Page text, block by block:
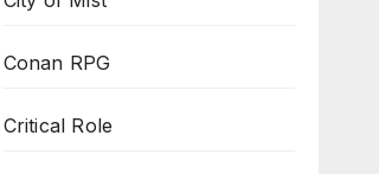
Conan RPG
Critical Role